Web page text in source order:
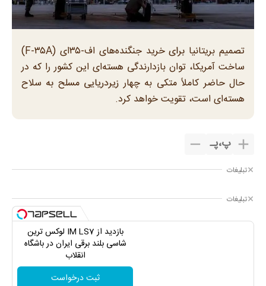
تصمیم بریتانیا برای خرید جنگنده‌های اف-۳۵‌ای (F-۳۵A)
ساخت آمریکا، توان بازدارندگی هسته‌ای این کشور را که در
حال حاضر کاملاً متکی به چهار زیردریایی مسلح به سلاح
هسته‌ای است، تقویت خواهد کرد.
پ،پـ
تبلیغات
تبلیغات
بازدید از IM LS7 لوکس ترین
شاسی بلند برقی ایران در باشگاه
انقلاب
ثبت درخواست